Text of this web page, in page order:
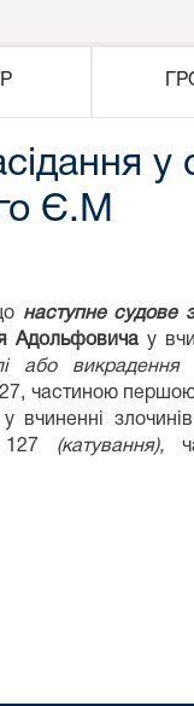
Є.М
наступне судове
Адольфовичау
або викрадення
частиною першою
у вчиненні
127 (катування),